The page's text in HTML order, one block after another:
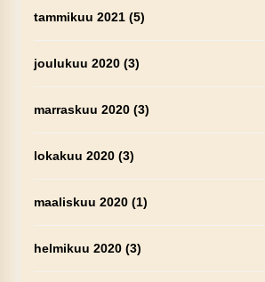
tammikuu 2021(5)
joulukuu 2020(3)
marraskuu 2020(3)
lokakuu 2020(3)
maaliskuu 2020(1)
helmikuu 2020(3)